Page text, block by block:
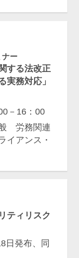
ナー
する法改正
実務対応」
－16：00
労務関連
アンス・
ティリスク
日発布、同